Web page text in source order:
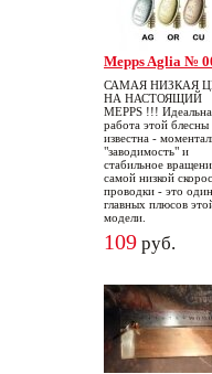
Mepps Aglia №
САМАЯ НИЗКАЯ
НА НАСТОЯЩИЙ
MEPPS !!!
работа этой блесны
известна -
"заводимость" и
стабильное
самой низкой
проводки - это
главных плюсов
модели.
109 руб.